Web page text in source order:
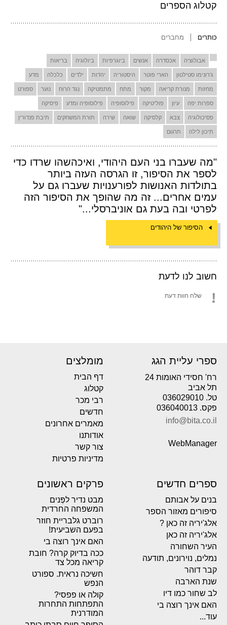
קטלוג הספרים
כותרים מחברים
אבולוציה אכסדרה אנשים ביוגרפיות ביולוגיה בריאות
ג'רונימו סטילטון הארי פוטר היסטוריה יהדות ילדים כלכלה מדע
מחזות מנורת קריאה מקור מתח מתמטיקה נגד הרוח נוער ספורט
ספרות יפה עיון פוליטיקה פילוסופיה פילוסופיה ומדע פיסיקה
פסיכולוגיה צבא קלסיקה שואה שירה תורת המשחקים תיבת פנדורין
תיכון לילה תרגום
"מה שעברו בני העם היהודי, ואיכהשהו שרדו כדי
לספר את הסיפור, זו הגרסה העזה ביותר
בתולדות האנושות לפורענויות שעברו גם על
עמים אחרים... זה מה שהופך את הסיפור הזה
לפרטי ובה בעת גם אוניברסלי..."
הסיפור של היהודים
חשוב לנו לדעת
שלח חוות דעת
ספרי עליית הגג
רח' חסידי האומות 24
תל אביב
טל. 036029010
פקס. 036040013
info@bita.co.il
WebManager
מומלצים
דף הבית
קטלוג
רבי מכר
חדשים
מאמרים אחרונים
אודותנו
צור קשר
מדיניות פרטיות
ספרים חדשים
בנים על אבותם
סיפורים מאזור הספר
אלג'יריה זה כאן ?
אלג'יריה זה כאן
העיר השחורה
נמלים, נוירונים, תודעה
קבר דוהר
שנת הארבה
לב שחור כמו דיו
האם אינך רוצה בי
עוד...
פרקים ראשונים
מבט נדיר לפְּנים
המשפחה החרדית
רוברט גלבריית חוזר
בפעם השביעית!
האם אינך רוצה בי
ככה בדיוק קרה? חובת
קריאה מכל צד
חשיכה נראית. ספורט
הנפש
קולה או פפסי?
התפתחות התחרות
המודרנית